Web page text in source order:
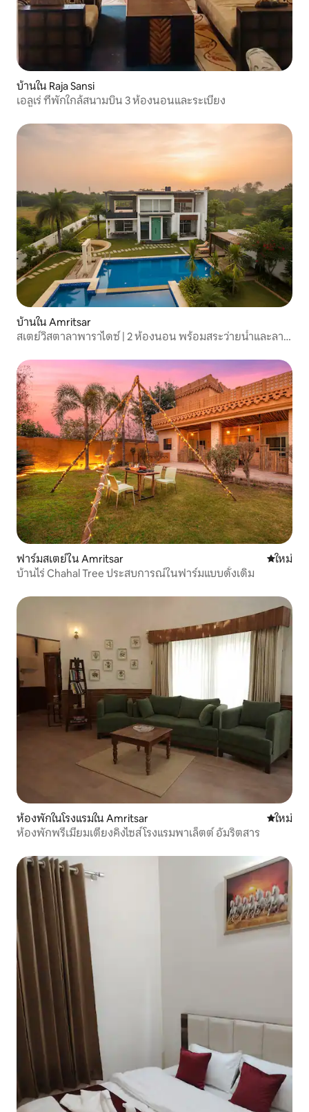
บ้านใน Raja Sansi
เอลูเร่ ที่พักใกล้สนามบิน 3 ห้องนอนและระเบียง
บ้านใน Amritsar
สเตย์วิสตาลาพาราไดซ์ | 2 ห้องนอน พร้อมสระว่ายน้ำและลาน
ฟาร์มสเตย์ใน Amritsar ที่พักใหม่
ใหม่
บ้านไร่ Chahal Tree ประสบการณ์ในฟาร์มแบบดั้งเดิม
ห้องพักในโรงแรมใน Amritsar ที่พักใหม่
ใหม่
ห้องพักพรีเมียมเตียงคิงไซส์ โรงแรมพาเล็ตต์ อัมริตสาร